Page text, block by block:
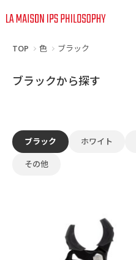
TOP 色 ブラック
ブラックから探す
ブラック ホワイト
その他